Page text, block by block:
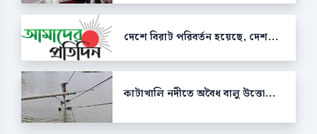
দেশে বিরাট পরিবর্তন হয়েছে, দেশ...
কাটাখালি নদীতে অবৈধ বালু উত্তো...